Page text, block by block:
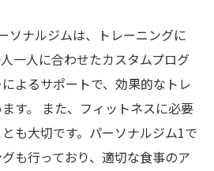
ソナルジムは、トレーニングに
一人に合わせたカスタムプログ
よるサポートで、効果的なトレ
す。 また、フィットネスに必要
も大切です。パーソナルジム1で
も行っており、適切な食事のア